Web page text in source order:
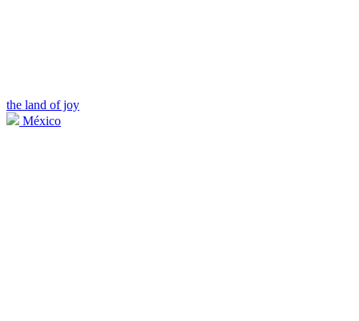
the land of joy
México